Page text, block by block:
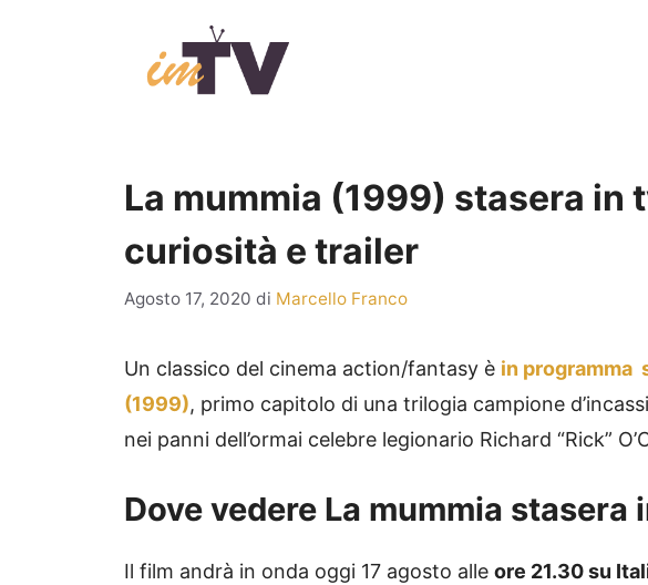
La mummia (1999) stasera in
curiosità e trailer
Agosto 17, 2020 di Marcello Franco
Un classico del cinema action/fantasy è in programma
(1999), primo capitolo di una trilogia campione
nei panni dell’ormai celebre legionario Richard “Rick”
Dove vedere La mummia stasera
Il film andrà in onda oggi 17 agosto alle ore 21.30 su